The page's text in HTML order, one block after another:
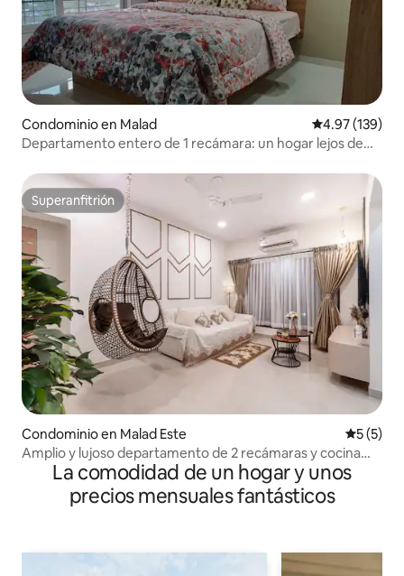
Condominio en Malad Calificación
4.97 (139)
Departamento entero de 1 recámara: un hogar lejos de
Superanfitrión
Superanfitrión
Condominio en Malad Este
5 (5)
Amplio y lujoso departamento de 2 recámaras y cocina
(recientemente renovado, cerca de Nesco)
La comodidad de un hogar y unos
precios mensuales fantásticos